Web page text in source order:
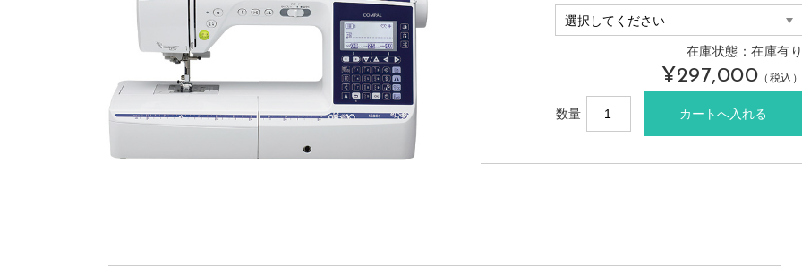
在庫状態：在庫有り
¥297,000 （税込）
数量